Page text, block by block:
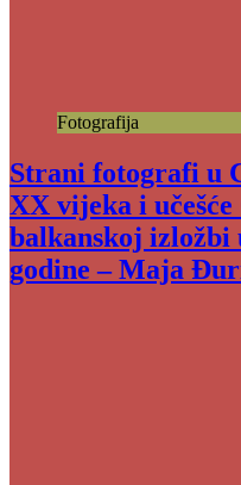
Fotografija
Strani fotografi u
XX vijeka i
balkanskoj izložbi
godine – Maja